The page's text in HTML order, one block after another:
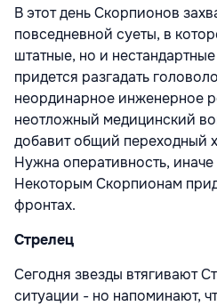
В этот день Скорпионов
повседневной суеты, в
штатные, но и
придется разгадать
неординарное инженерное
неотложный медицинский
добавит общий переходный
Нужна оперативность,
Некоторым Скорпионам
фронтах.
Стрелец
Сегодня звезды втягивают
ситуации - но напоминают,